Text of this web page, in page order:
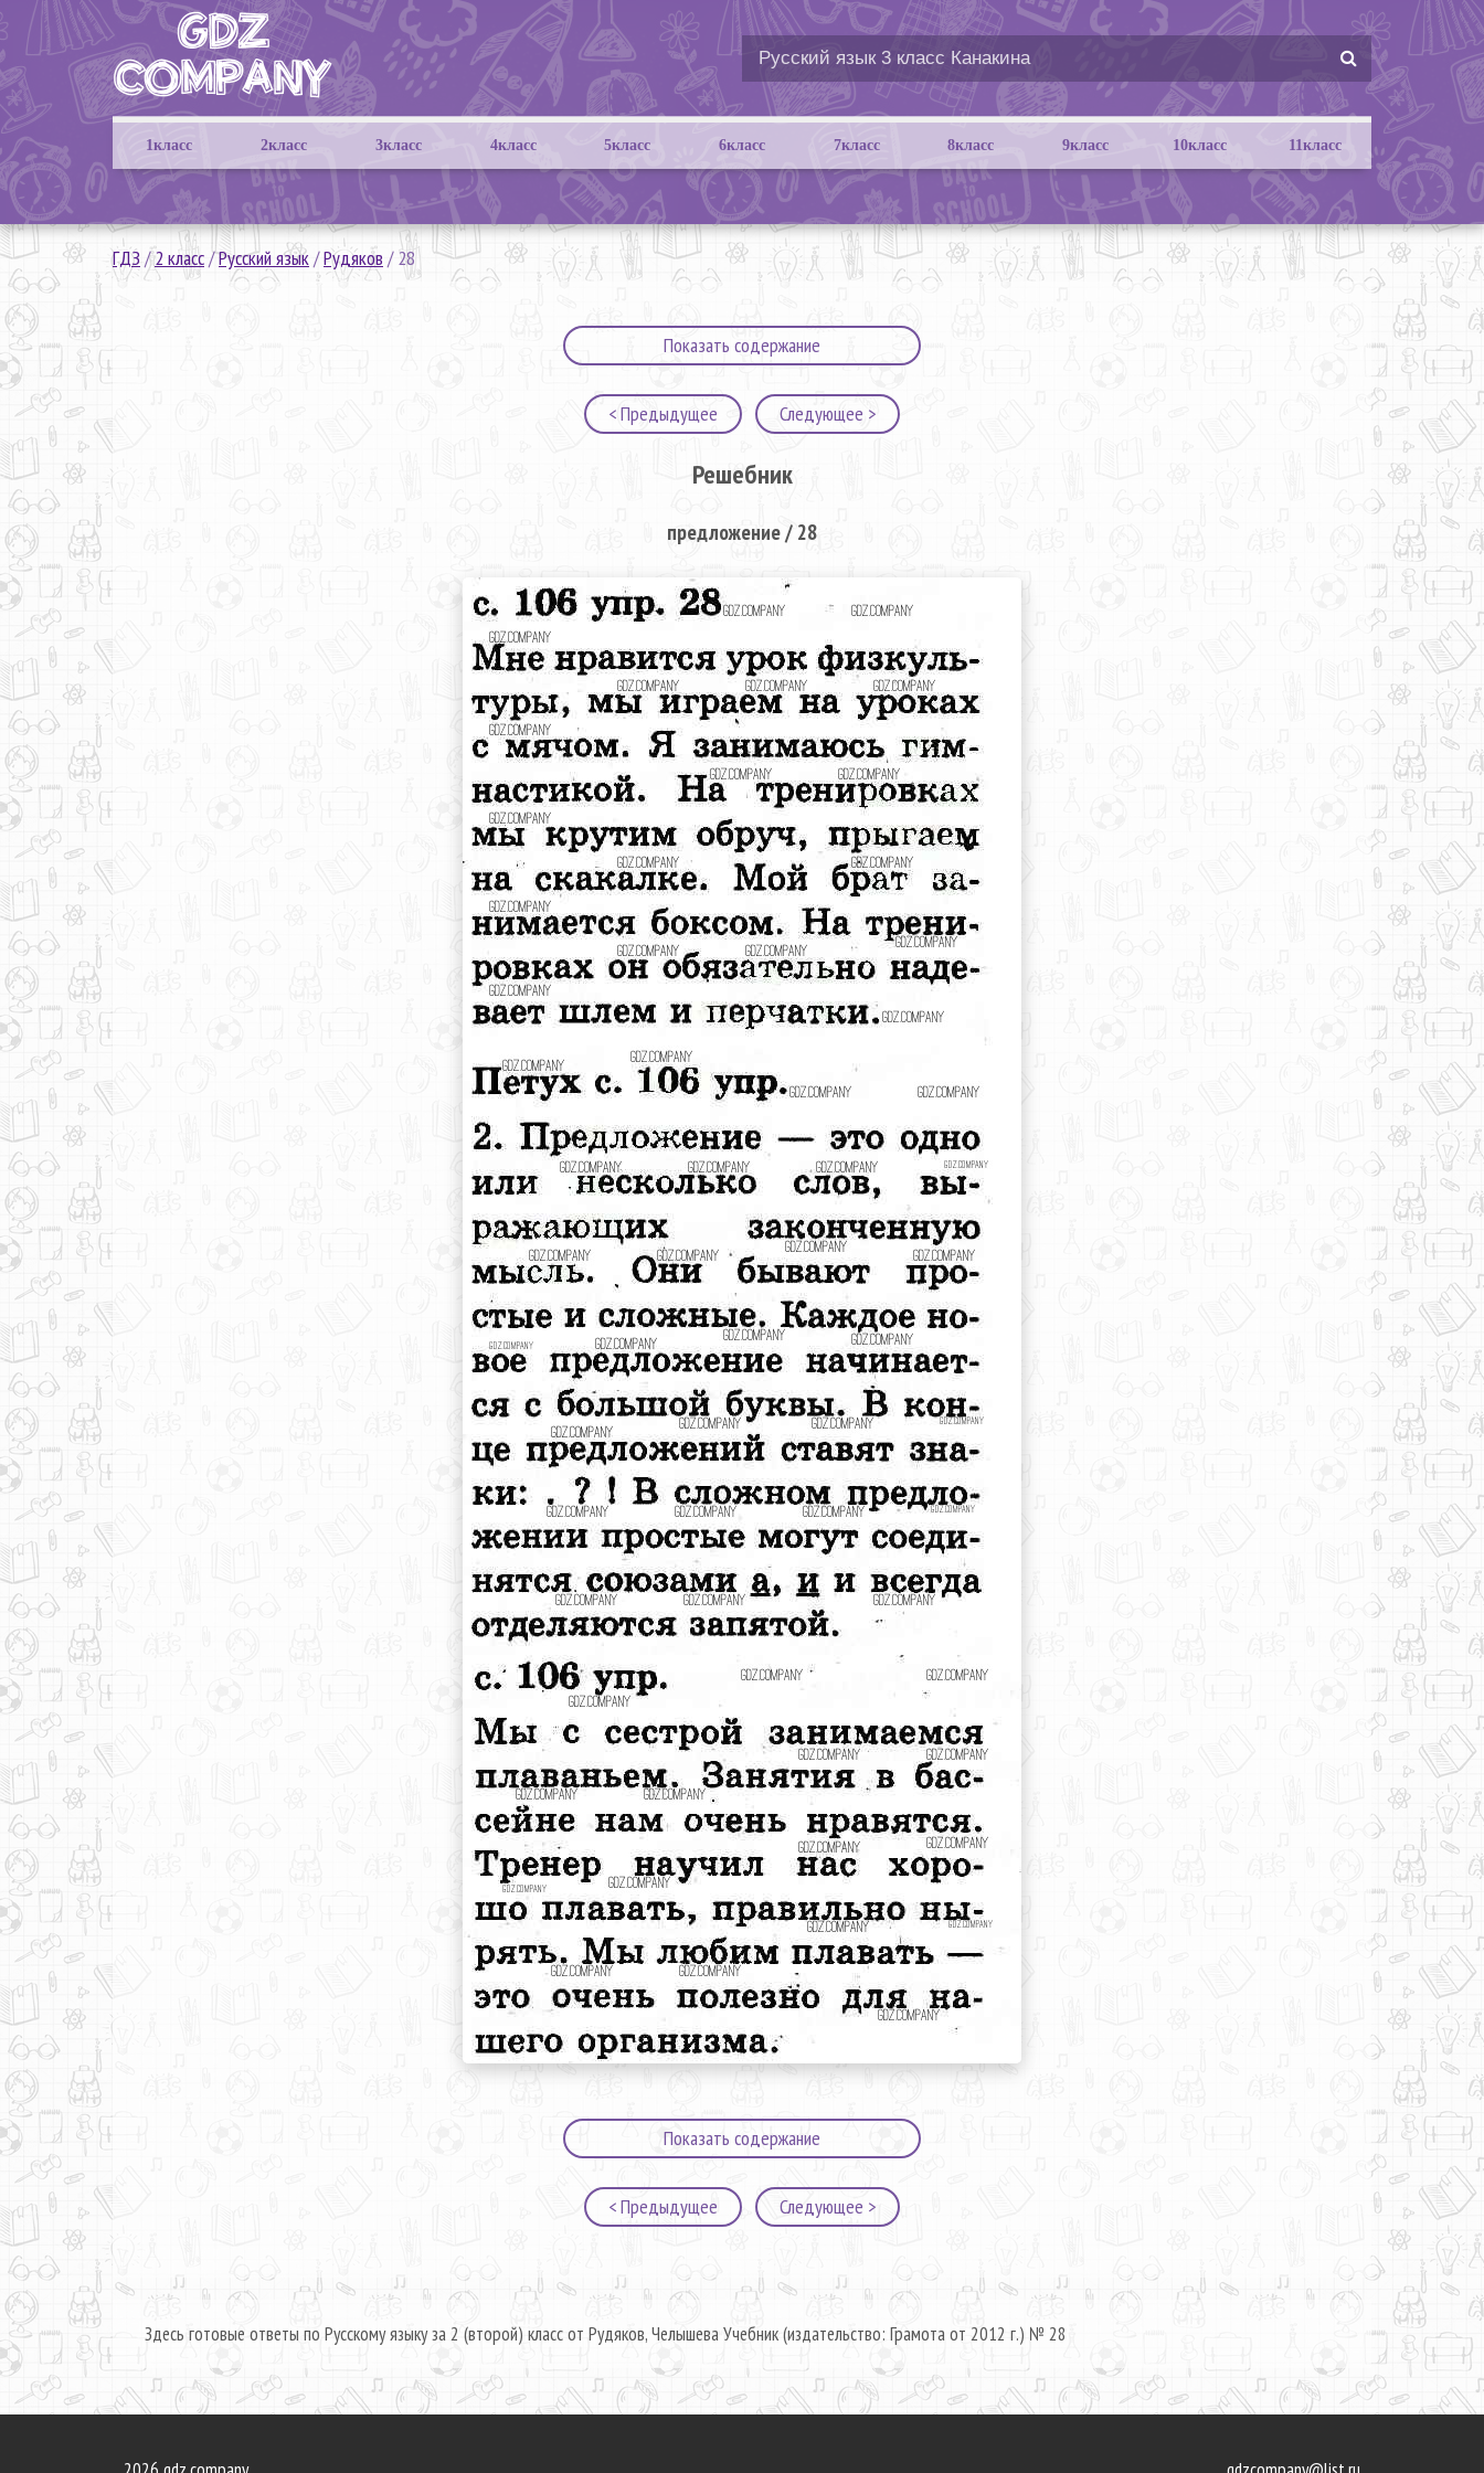
1класс 2класс 3класс 4класс 5класс 6класс 7класс 8класс 9класс 10класс 11класс
ГДЗ /2 класс/Русский язык/Рудяков /28
Показать содержание
< Предыдущее Следующее >
Решебник
предложение / 28
Показать содержание
< Предыдущее Следующее >
Здесь готовые ответы по Русскому языку за 2 (второй) класс от Рудяков, Челышева Учебник (издательство: Грамота от 2012 г.) № 28